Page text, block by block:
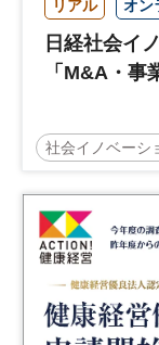
リアル オン
日経社会イ
「M&A・事
社会イノベーシ
事業承継 中
日経社会イノベ